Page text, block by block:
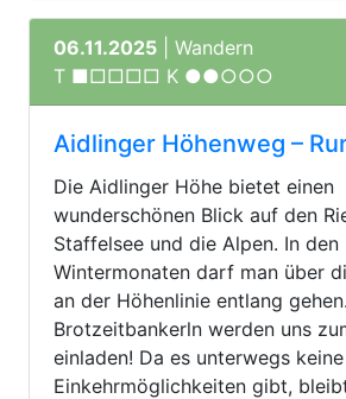
06.11.2025 | Wandern
T ■□□□□ K ●●○○○
Aidlinger Höhenweg –
Die Aidlinger Höhe bietet einen
wunderschönen Blick auf den
Staffelsee und die Alpen. In den
Wintermonaten darf man über
an der Höhenlinie entlang
Brotzeitbankerln werden uns
einladen! Da es unterwegs keine
Einkehrmöglichkeiten gibt,